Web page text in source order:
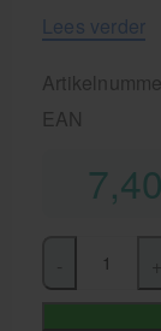
Lees verder
EAN
7,40